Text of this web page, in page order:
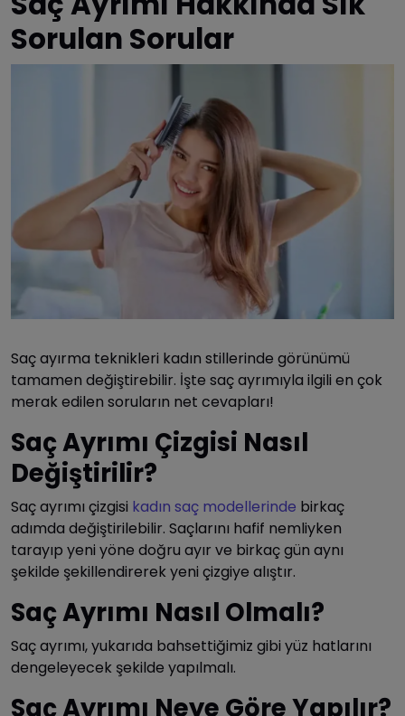
Sorulan Sorular
Saç ayırma teknikleri kadın stillerinde görünümü
tamamen değiştirebilir. İşte saç ayrımıyla ilgili en çok
merak edilen soruların net cevapları!
Saç Ayrımı Çizgisi Nasıl
Değiştirilir?
Saç ayrımı çizgisi kadın saç modellerinde birkaç
adımda değiştirilebilir. Saçlarını hafif nemliyken
tarayıp yeni yöne doğru ayır ve birkaç gün aynı
şekilde şekillendirerek yeni çizgiye alıştır.
Saç Ayrımı Nasıl Olmalı?
Saç ayrımı, yukarıda bahsettiğimiz gibi yüz hatlarını
dengeleyecek şekilde yapılmalı.
Saç Ayrımı Neye Göre Yapılır?